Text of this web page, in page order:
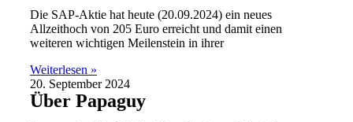
Die SAP-Aktie hat heute (20.09.2024) ein neues
Allzeithoch von 205 Euro erreicht und damit einen
weiteren wichtigen Meilenstein in ihrer
Weiterlesen »
20. September 2024
Über Papaguy